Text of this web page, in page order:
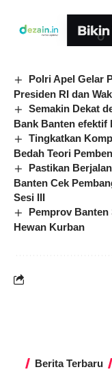
Polri Apel Gelar
Presiden RI dan
Semakin Dekat
Bank Banten
Tingkatkan
Bedah Teori
Pastikan
Banten Cek
Sesi III
Pemprov Banten
Hewan Kurban
Berita Terbaru